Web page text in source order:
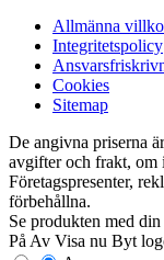
Allmänna
Integritetspolicy
Cookies
Sitemap
De angivna priserna
avgifter och frakt,
Företagspresenter,
förbehållna.
Se produkten med
På Av Visa nu Byt